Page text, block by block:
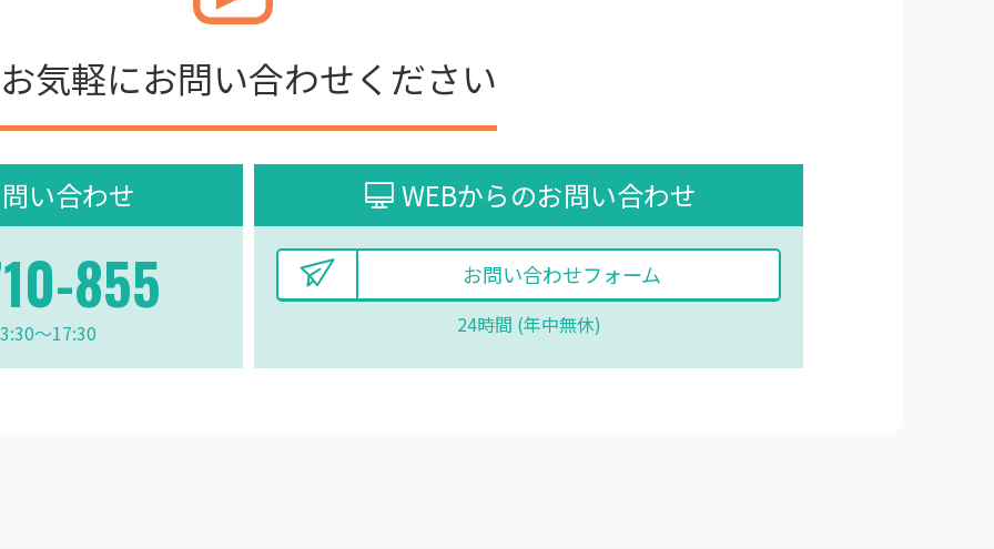
お気軽にお問い合わせください
い合わせ
855
〜17:30
WEBからのお問い合わせ
お問い合わせフォーム
24時間 (年中無休)